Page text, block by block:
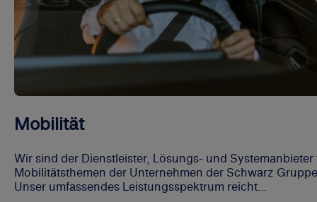
Mobilität
Wir sind der Dienstleister, Lösungs- und Systemanbieter
Mobilitätsthemen der Unternehmen der Schwarz
Unser umfassendes Leistungsspektrum reicht